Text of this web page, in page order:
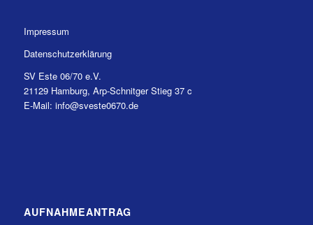
Impressum
Datenschutzerklärung
SV Este 06/70 e.V.
21129 Hamburg, Arp-Schnitger Stieg 37 c
E-Mail: info@sveste0670.de
AUFNAHMEANTRAG